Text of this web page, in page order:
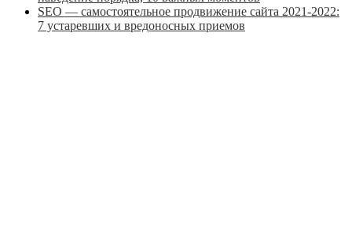
SEO — самостоятельное продвижение сайта 2021-2022:
7 устаревших и вредоносных приемов